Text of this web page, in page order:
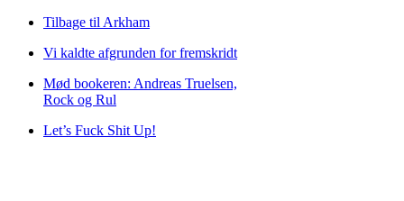
Tilbage til Arkham
Vi kaldte afgrunden for fremskridt
Mød bookeren: Andreas Truelsen,
Rock og Rul
Let’s Fuck Shit Up!